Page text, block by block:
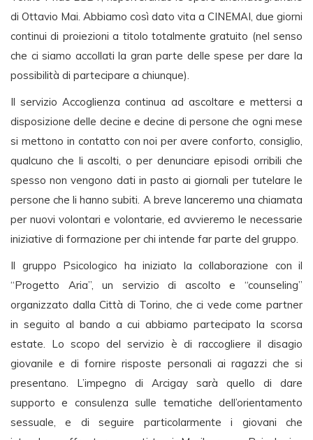
di Ottavio Mai. Abbiamo così dato vita a CINEMAI, due giorni
continui di proiezioni a titolo totalmente gratuito (nel senso
che ci siamo accollati la gran parte delle spese per dare la
possibilità di partecipare a chiunque).
Il servizio Accoglienza continua ad ascoltare e mettersi a
disposizione delle decine e decine di persone che ogni mese
si mettono in contatto con noi per avere conforto, consiglio,
qualcuno che li ascolti, o per denunciare episodi orribili che
spesso non vengono dati in pasto ai giornali per tutelare le
persone che li hanno subiti. A breve lanceremo una chiamata
per nuovi volontari e volontarie, ed avvieremo le necessarie
iniziative di formazione per chi intende far parte del gruppo.
Il gruppo Psicologico ha iniziato la collaborazione con il
“Progetto Aria”, un servizio di ascolto e “counseling”
organizzato dalla Città di Torino, che ci vede come partner
in seguito al bando a cui abbiamo partecipato la scorsa
estate. Lo scopo del servizio è di raccogliere il disagio
giovanile e di fornire risposte personali ai ragazzi che si
presentano. L’impegno di Arcigay sarà quello di dare
supporto e consulenza sulle tematiche dell’orientamento
sessuale, e di seguire particolarmente i giovani che